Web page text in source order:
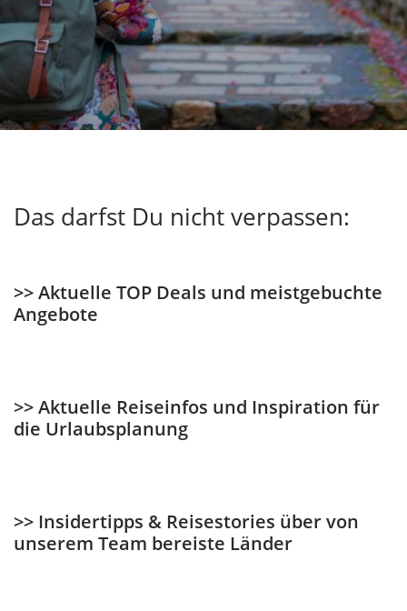
Das darfst Du nicht verpassen:
>> Aktuelle TOP Deals und meistgebuchte
Angebote
>> Aktuelle Reiseinfos und Inspiration für
die Urlaubsplanung
>> Insidertipps & Reisestories über von
unserem Team bereiste Länder